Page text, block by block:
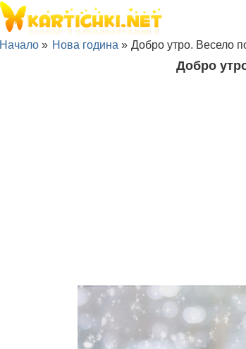
Начало » Нова година » Добро утро. Весело
Добро